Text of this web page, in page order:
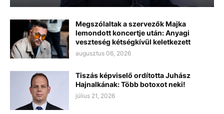
Megszólaltak a szervezők Majka
lemondott koncertje után: Anyagi
veszteség kétségkívül keletkezett
augusztus 06, 2026
Tiszás képviselő ordította Juhász
Hajnalkának: Több botoxot neki!
július 21, 2026